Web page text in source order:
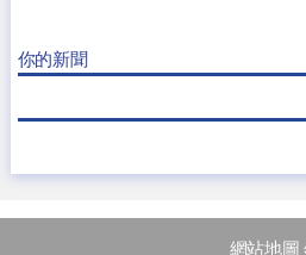
你的新聞
網站地圖